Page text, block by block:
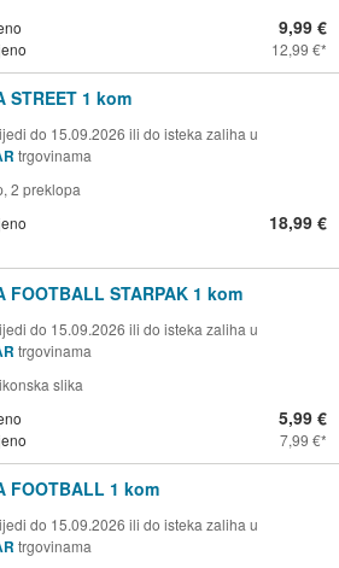
9,99 €
12,99 €
STREET 1 kom
do 15.09.2026 ili do isteka zaliha u
trgovinama
2 preklopa
18,99 €
FOOTBALL STARPAK 1 kom
do 15.09.2026 ili do isteka zaliha u
trgovinama
slika
5,99 €
7,99 €
FOOTBALL 1 kom
do 15.09.2026 ili do isteka zaliha u
trgovinama